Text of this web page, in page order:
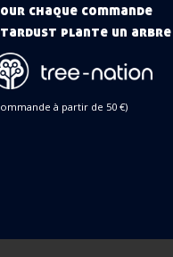
chaque commande
plante un arbre
à partir de 50 €)